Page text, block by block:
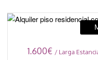
1.600€ / Larga